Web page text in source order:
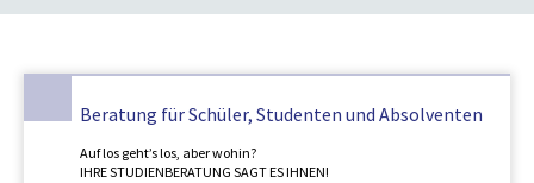
Beratung für Schüler, Studenten und Absolventen
Auf los geht’s los, aber wohin?
IHRE STUDIENBERATUNG SAGT ES IHNEN!